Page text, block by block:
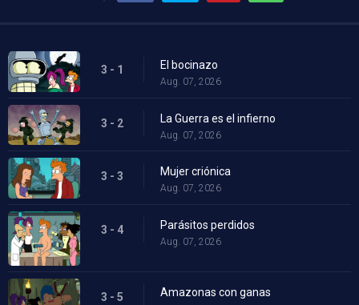
3 - 1 El bocinazo
Aug. 07, 2026
3 - 2 La Guerra es el infierno
Aug. 07, 2026
3 - 3 Mujer criónica
Aug. 07, 2026
3 - 4 Parásitos perdidos
Aug. 07, 2026
3 - 5 Amazonas con ganas